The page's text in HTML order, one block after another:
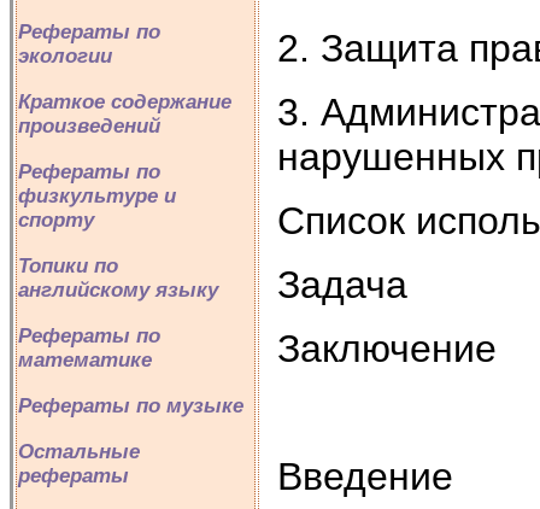
Рефераты по
экологии
Краткое содержание
произведений
Рефераты по
физкультуре и
спорту
Топики по
английскому языку
Рефераты по
математике
Рефераты по музыке
Остальные
рефераты
2. Защита
3.
нарушенных
Список
Задача
Заключение
Введение